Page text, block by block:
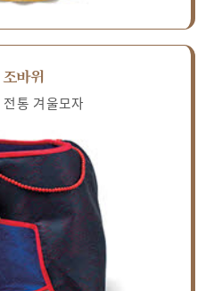
조바위
통 겨울모자